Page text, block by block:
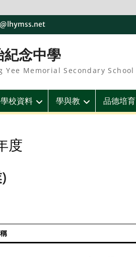
紀念中學
Yee Memorial Secondary School
學校資料 學與教 品德培育
度